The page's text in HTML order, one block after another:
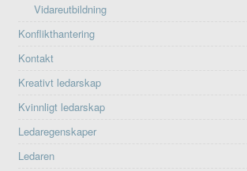
Vidareutbildning
Konflikthantering
Kontakt
Kreativt ledarskap
Kvinnligt ledarskap
Ledaregenskaper
Ledaren